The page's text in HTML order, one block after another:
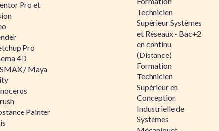
Pro et
Pro
4D
/ Maya
Painter
Technicien
Supérieur Systèmes
et Réseaux - Bac+2
en continu
(Distance)
Formation
Technicien
Supérieur en
Conception
Industrielle de
Systèmes